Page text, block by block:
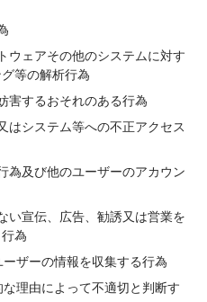
ウェアその他のシステムに対す
等の解析行為
害するおそれのある行為
はシステム等への不正アクセス
為及び他のユーザーのアカウン
い宣伝、広告、勧誘又は営業を
為
ーザーの情報を収集する行為
な理由によって不適切と判断す